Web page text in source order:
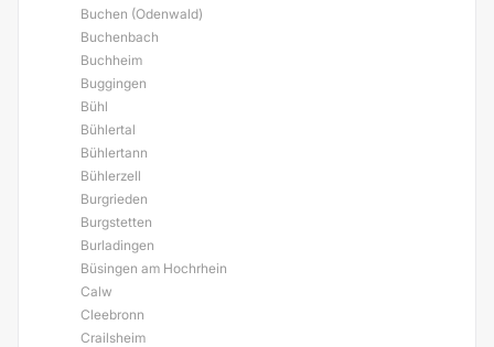
Buchen (Odenwald)
Buchenbach
Buchheim
Buggingen
Bühl
Bühlertal
Bühlertann
Bühlerzell
Burgrieden
Burgstetten
Burladingen
Büsingen am Hochrhein
Calw
Cleebronn
Crailsheim